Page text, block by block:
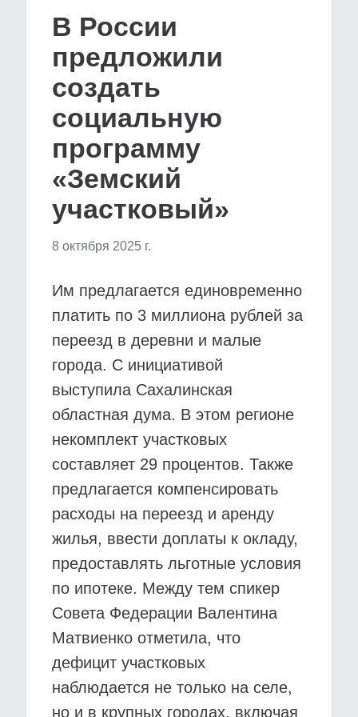
В России
предложили
создать
социальную
программу
«Земский
участковый»
8 октября 2025 г.
Им предлагается единовременно
платить по 3 миллиона рублей за
переезд в деревни и малые
города. С инициативой
выступила Сахалинская
областная дума. В этом регионе
некомплект участковых
составляет 29 процентов. Также
предлагается компенсировать
расходы на переезд и аренду
жилья, ввести доплаты к окладу,
предоставлять льготные условия
по ипотеке. Между тем спикер
Совета Федерации Валентина
Матвиенко отметила, что
дефицит участковых
наблюдается не только на селе,
но и в крупных городах, включая